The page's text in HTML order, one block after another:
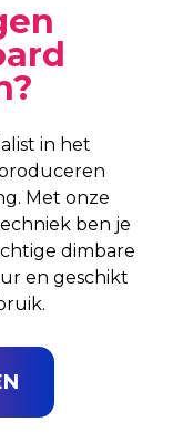
in het
Met onze
ben je
dimbare
en geschikt